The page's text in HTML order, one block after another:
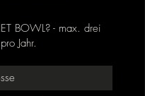
BOWL? - max. drei
Jahr.